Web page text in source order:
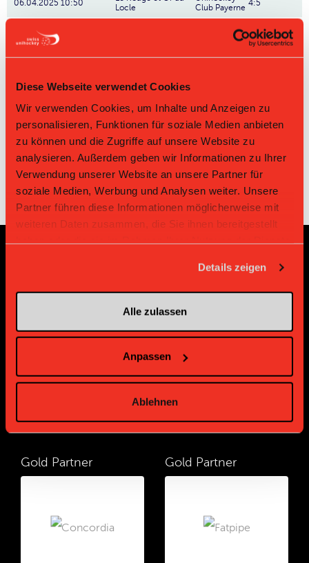
Diese Webseite verwendet Cookies
Wir verwenden Cookies, um Inhalte und Anzeigen zu
personalisieren, Funktionen für soziale Medien anbieten
zu können und die Zugriffe auf unsere Website zu
analysieren. Außerdem geben wir Informationen zu Ihrer
Verwendung unserer Website an unsere Partner für
soziale Medien, Werbung und Analysen weiter. Unsere
Partner führen diese Informationen möglicherweise mit
weiteren Daten zusammen, die Sie ihnen bereitgestellt
Details zeigen
Alle zulassen
Anpassen
Ablehnen
06.04.2025 10:50
Locle
Club Payerne 4:5
09.02.2025 10:50
Le Rouge et
Or du Locle
5:6
Unihockey Club
Le Rouge et
Unihockey Club
16.01.2021 09:55
Le Rouge et Or du
Locle
Unihockey
Club Payerne -:-
Sponsoren und Partner
Gold Partner Gold Partner